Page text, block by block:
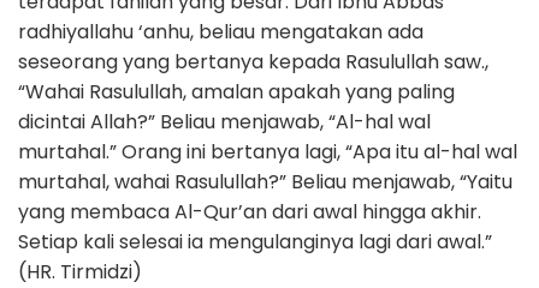
radhiyallahu ‘anhu, beliau mengatakan ada
seseorang yang bertanya kepada Rasulullah saw.,
“Wahai Rasulullah, amalan apakah yang paling
dicintai Allah?” Beliau menjawab, “Al-hal wal
murtahal.” Orang ini bertanya lagi, “Apa itu al-hal wal
murtahal, wahai Rasulullah?” Beliau menjawab, “Yaitu
yang membaca Al-Qur’an dari awal hingga akhir.
Setiap kali selesai ia mengulanginya lagi dari awal.”
(HR. Tirmidzi)